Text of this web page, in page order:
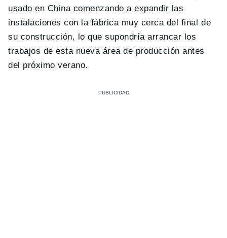
usado en China comenzando a expandir las
instalaciones con la fábrica muy cerca del final de
su construcción, lo que supondría arrancar los
trabajos de esta nueva área de producción antes
del próximo verano.